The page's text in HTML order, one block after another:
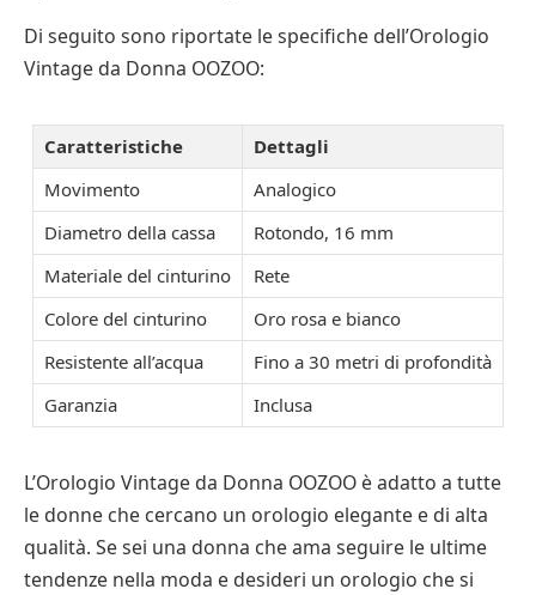
Di seguito sono riportate le specifiche dell’Orologio
Vintage da Donna OOZOO:
Caratteristiche
Dettagli
Movimento
Analogico
Diametro della cassa
Rotondo, 16 mm
Materiale del cinturino
Rete
Colore del cinturino
Oro rosa e bianco
Resistente all’acqua
Fino a 30 metri di profondità
Garanzia
Inclusa
L’Orologio Vintage da Donna OOZOO è adatto a tutte
le donne che cercano un orologio elegante e di alta
qualità. Se sei una donna che ama seguire le ultime
tendenze nella moda e desideri un orologio che si